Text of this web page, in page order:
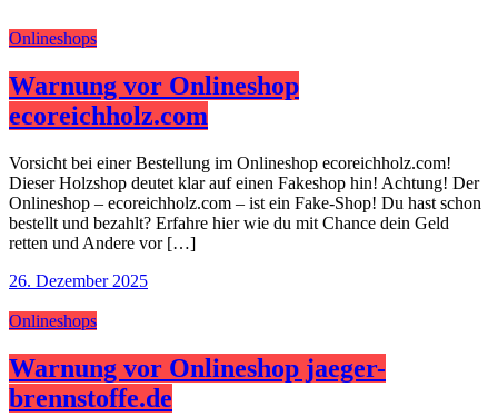
Onlineshops
Warnung vor Onlineshop
ecoreichholz.com
Vorsicht bei einer Bestellung im Onlineshop ecoreichholz.com!
Dieser Holzshop deutet klar auf einen Fakeshop hin! Achtung! Der
Onlineshop – ecoreichholz.com – ist ein Fake-Shop! Du hast schon
bestellt und bezahlt? Erfahre hier wie du mit Chance dein Geld
retten und Andere vor […]
26. Dezember 2025
Onlineshops
Warnung vor Onlineshop jaeger-
brennstoffe.de